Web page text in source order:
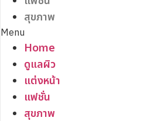
สุขภาพ
Menu
Home
ดูแลผิว
แต่งหน้า
แฟชั่น
สุขภาพ